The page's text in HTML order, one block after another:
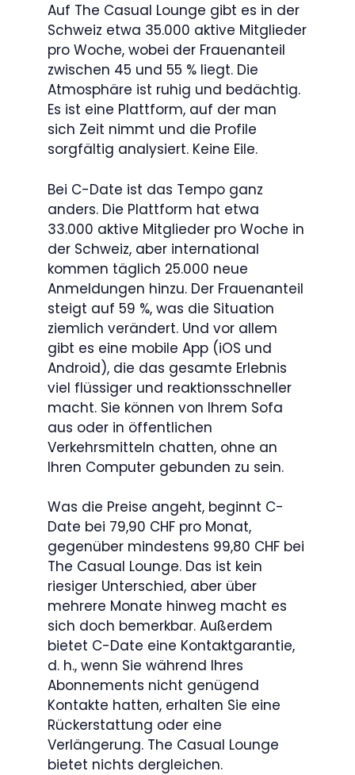
Auf The Casual Lounge gibt es in der
Schweiz etwa 35.000 aktive Mitglieder
pro Woche, wobei der Frauenanteil
zwischen 45 und 55 % liegt. Die
Atmosphäre ist ruhig und bedächtig.
Es ist eine Plattform, auf der man
sich Zeit nimmt und die Profile
sorgfältig analysiert. Keine Eile.
Bei C-Date ist das Tempo ganz
anders. Die Plattform hat etwa
33.000 aktive Mitglieder pro Woche in
der Schweiz, aber international
kommen täglich 25.000 neue
Anmeldungen hinzu. Der Frauenanteil
steigt auf 59 %, was die Situation
ziemlich verändert. Und vor allem
gibt es eine mobile App (iOS und
Android), die das gesamte Erlebnis
viel flüssiger und reaktionsschneller
macht. Sie können von Ihrem Sofa
aus oder in öffentlichen
Verkehrsmitteln chatten, ohne an
Ihren Computer gebunden zu sein.
Was die Preise angeht, beginnt C-
Date bei 79,90 CHF pro Monat,
gegenüber mindestens 99,80 CHF bei
The Casual Lounge. Das ist kein
riesiger Unterschied, aber über
mehrere Monate hinweg macht es
sich doch bemerkbar. Außerdem
bietet C-Date eine Kontaktgarantie,
d. h., wenn Sie während Ihres
Abonnements nicht genügend
Kontakte hatten, erhalten Sie eine
Rückerstattung oder eine
Verlängerung. The Casual Lounge
bietet nichts dergleichen.